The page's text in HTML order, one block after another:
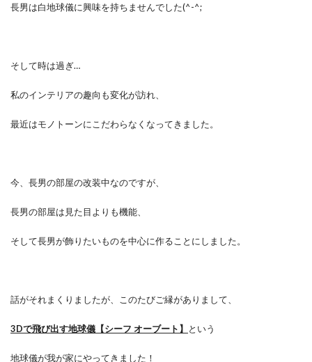
長男は白地球儀に興味を持ちませんでした(^-^;
そして時は過ぎ…
私のインテリアの趣向も変化が訪れ、
最近はモノトーンにこだわらなくなってきました。
今、長男の部屋の改装中なのですが、
長男の部屋は見た目よりも機能、
そして長男が飾りたいものを中心に作ることにしました。
話がそれまくりましたが、このたびご縁がありまして、
3Dで飛び出す地球儀【シーフ オーブート】 という
地球儀が我が家にやってきました！